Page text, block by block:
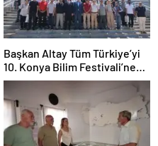
Başkan Altay Tüm Türkiye’yi
10. Konya Bilim Festivali’ne
Davet Etti